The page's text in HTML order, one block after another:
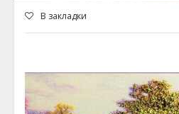
В закладки